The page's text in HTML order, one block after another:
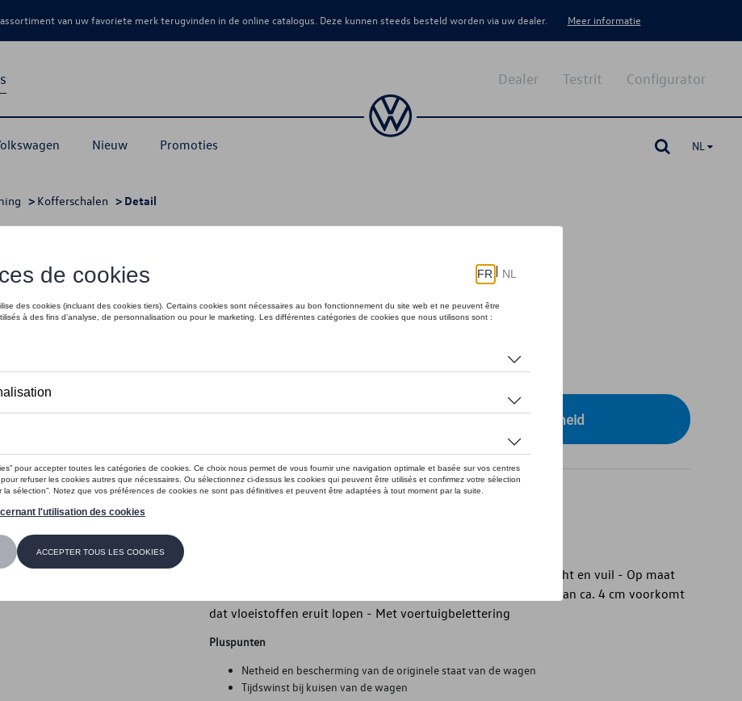
van uw favoriete merk terugvinden in de online catalogus. Deze kunnen steeds besteld worden via uw dealer. Meer informatie
Nieuw Promoties
Configurator
Testrit
Dealer
NL
> Kofferschalen > Detail
zitrij, 5-zits
Dit product is momenteel niet op stock
Contacteer uw dealer voor beschikbaarheid
Introductie
Volkswagen Originele bagageruimtebak - Beschermt tegen vocht en vuil - Op maat
gemaakt - Wasbaar en antislip - Omliggende opstaande rand van ca. 4 cm voorkomt
dat vloeistoffen eruit lopen - Met voertuigbelettering
Pluspunten
Netheid en bescherming van de originele staat van de wagen
Tijdswinst bij kuisen van de wagen